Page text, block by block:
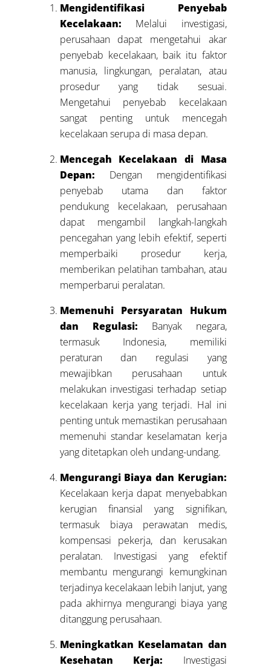
Mengidentifikasi Penyebab
Kecelakaan: Melalui investigasi,
perusahaan dapat mengetahui akar
penyebab kecelakaan, baik itu faktor
manusia, lingkungan, peralatan, atau
prosedur yang tidak sesuai.
Mengetahui penyebab kecelakaan
sangat penting untuk mencegah
kecelakaan serupa di masa depan.
Mencegah Kecelakaan di Masa
Depan: Dengan mengidentifikasi
penyebab utama dan faktor
pendukung kecelakaan, perusahaan
dapat mengambil langkah-langkah
pencegahan yang lebih efektif, seperti
memperbaiki prosedur kerja,
memberikan pelatihan tambahan, atau
memperbarui peralatan.
Memenuhi Persyaratan Hukum
dan Regulasi: Banyak negara,
termasuk Indonesia, memiliki
peraturan dan regulasi yang
mewajibkan perusahaan untuk
melakukan investigasi terhadap setiap
kecelakaan kerja yang terjadi. Hal ini
penting untuk memastikan perusahaan
memenuhi standar keselamatan kerja
yang ditetapkan oleh undang-undang.
Mengurangi Biaya dan Kerugian:
Kecelakaan kerja dapat menyebabkan
kerugian finansial yang signifikan,
termasuk biaya perawatan medis,
kompensasi pekerja, dan kerusakan
peralatan. Investigasi yang efektif
membantu mengurangi kemungkinan
terjadinya kecelakaan lebih lanjut, yang
pada akhirnya mengurangi biaya yang
ditanggung perusahaan.
Meningkatkan Keselamatan dan
Kesehatan Kerja: Investigasi